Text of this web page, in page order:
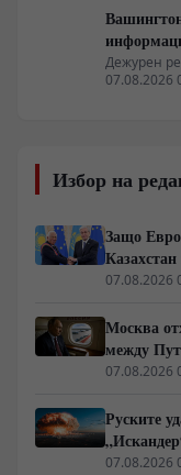
Дежурен
07.08.2026
Избор на
Защо
07.08.2026
Москва
между
07.08.2026
Руските
унищожен.
07.08.2026